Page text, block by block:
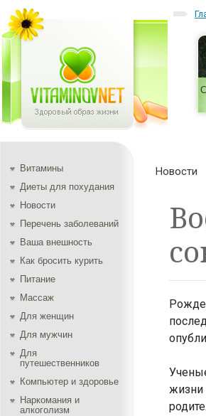
Витамины
Диеты для похудания
Новости
Перечень заболеваний
Ваша внешность
Как бросить курить
Питание
Массаж
Для женщин
Для мужчин
Для
путешественников
Компьютер и здоровье
Наркомания и
алкоголизм
Новости
жизни